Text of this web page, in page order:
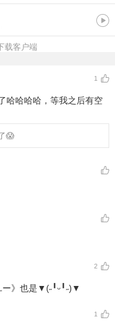
载客户端
1
哈哈哈哈，等我之后有空
😱
2
》也是▼(˶╹ᵕ╹˶)▼
1